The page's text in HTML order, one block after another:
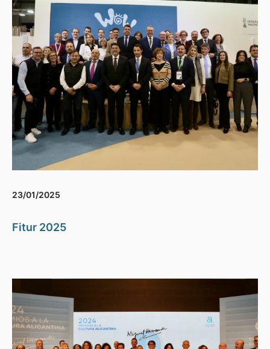
23/01/2025
Fitur 2025